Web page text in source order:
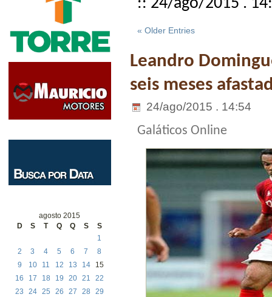
agosto 2015
D
S T Q Q S
S
1
2
3 4 5 6 7
8
9
10 11 12 13 14
15
16
17 18 19 20 21
22
23
24 25 26 27 28 29
:: 24/ago/2015 .
« Older Entries
Leandro
seis meses
24/ago/2015 . 14:54
Galáticos Online